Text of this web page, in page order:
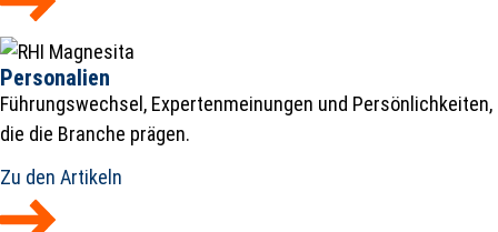
Personalien
Führungswechsel, Expertenmeinungen und Persönlichkeiten,
die die Branche prägen.
Zu den Artikeln